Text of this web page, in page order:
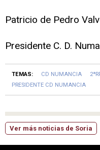
Patricio de Pedro
Presidente C. D.
TEMAS: CD NUMANCIA
PRESIDENTE CD NUMANCIA
Ver más noticias de Soria